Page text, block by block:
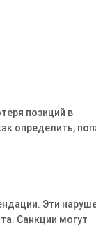
позиций в
определить,
Эти
Санкции могут